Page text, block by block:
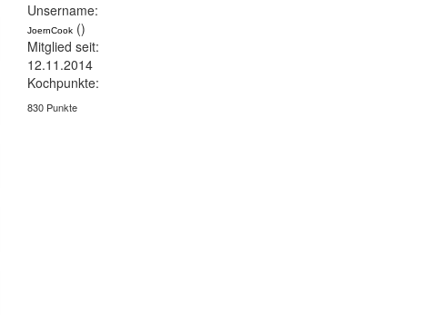
Unsername:
JoernCook ()
Mitglied seit:
12.11.2014
Kochpunkte:
830 Punkte